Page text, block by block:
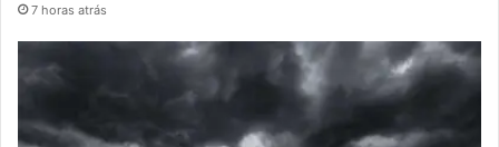
7 horas atrás